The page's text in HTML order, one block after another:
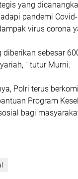
yang
pandemi
virus corona
diberikan sebesar
" tutur Murni.
Polri terus
Program
bagi